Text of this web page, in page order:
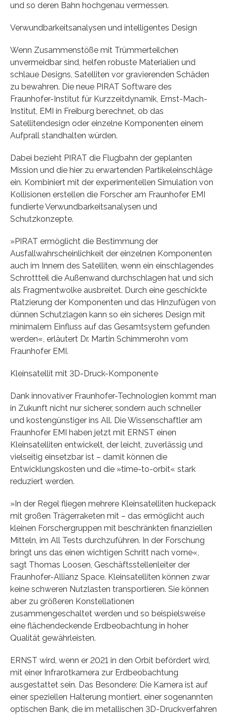
und so deren Bahn hochgenau vermessen.
Verwundbarkeitsanalysen und intelligentes Design
Wenn Zusammenstöße mit Trümmerteilchen
unvermeidbar sind, helfen robuste Materialien und
schlaue Designs, Satelliten vor gravierenden Schäden
zu bewahren. Die neue PIRAT Software des
Fraunhofer-Institut für Kurzzeitdynamik, Ernst-Mach-
Institut, EMI in Freiburg berechnet, ob das
Satellitendesign oder einzelne Komponenten einem
Aufprall standhalten würden.
Dabei bezieht PIRAT die Flugbahn der geplanten
Mission und die hier zu erwartenden Partikeleinschläge
ein. Kombiniert mit der experimentellen Simulation von
Kollisionen erstellen die Forscher am Fraunhofer EMI
fundierte Verwundbarkeitsanalysen und
Schutzkonzepte.
»PIRAT ermöglicht die Bestimmung der
Ausfallwahrscheinlichkeit der einzelnen Komponenten
auch im Innern des Satelliten, wenn ein einschlagendes
Schrottteil die Außenwand durchschlagen hat und sich
als Fragmentwolke ausbreitet. Durch eine geschickte
Platzierung der Komponenten und das Hinzufügen von
dünnen Schutzlagen kann so ein sicheres Design mit
minimalem Einfluss auf das Gesamtsystem gefunden
werden«, erläutert Dr. Martin Schimmerohn vom
Fraunhofer EMI.
Kleinsatellit mit 3D-Druck-Komponente
Dank innovativer Fraunhofer-Technologien kommt man
in Zukunft nicht nur sicherer, sondern auch schneller
und kostengünstiger ins All. Die Wissenschaftler am
Fraunhofer EMI haben jetzt mit ERNST einen
Kleinsatelliten entwickelt, der leicht, zuverlässig und
vielseitig einsetzbar ist – damit können die
Entwicklungskosten und die »time-to-orbit« stark
reduziert werden.
»In der Regel fliegen mehrere Kleinsatelliten huckepack
mit großen Trägerraketen mit – das ermöglicht auch
kleinen Forschergruppen mit beschränkten finanziellen
Mitteln, im All Tests durchzuführen. In der Forschung
bringt uns das einen wichtigen Schritt nach vorne«,
sagt Thomas Loosen, Geschäftsstellenleiter der
Fraunhofer-Allianz Space. Kleinsatelliten können zwar
keine schweren Nutzlasten transportieren. Sie können
aber zu größeren Konstellationen
zusammengeschaltet werden und so beispielsweise
eine flächendeckende Erdbeobachtung in hoher
Qualität gewährleisten.
ERNST wird, wenn er 2021 in den Orbit befördert wird,
mit einer Infrarotkamera zur Erdbeobachtung
ausgestattet sein. Das Besondere: Die Kamera ist auf
einer speziellen Halterung montiert, einer sogenannten
optischen Bank, die im metallischen 3D-Druckverfahren